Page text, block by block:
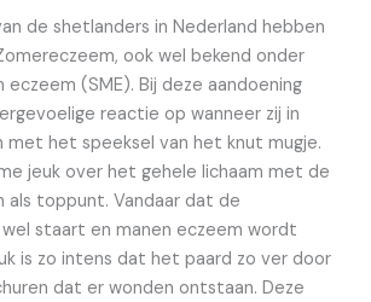
de shetlanders in Nederland hebben
ook wel bekend onder
(SME). Bij deze aandoening
reactie op wanneer zij in
met het speeksel van het knut mugje.
jeuk over het gehele lichaam met de
als toppunt. Vandaar dat de
staart en manen eczeem wordt
is zo intens dat het paard zo ver door
dat er wonden ontstaan. Deze